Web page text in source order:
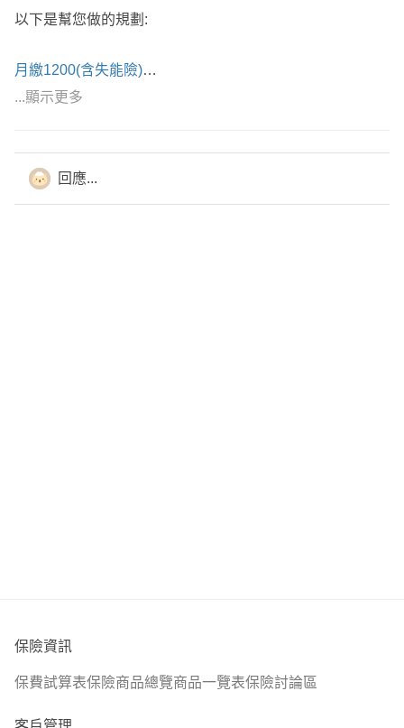
XDE：重大傷病費率較CIR4便宜。
富邦產
增安心：特定交通事故增額給付，重大燒燙傷保障為保額1
成人投保注意事項：
以下是幫您做的規劃:
月繳1200(含失能險)
...顯示更多
回應...
保險資訊
保費試算表保險商品總覽商品一覽表保險討論區